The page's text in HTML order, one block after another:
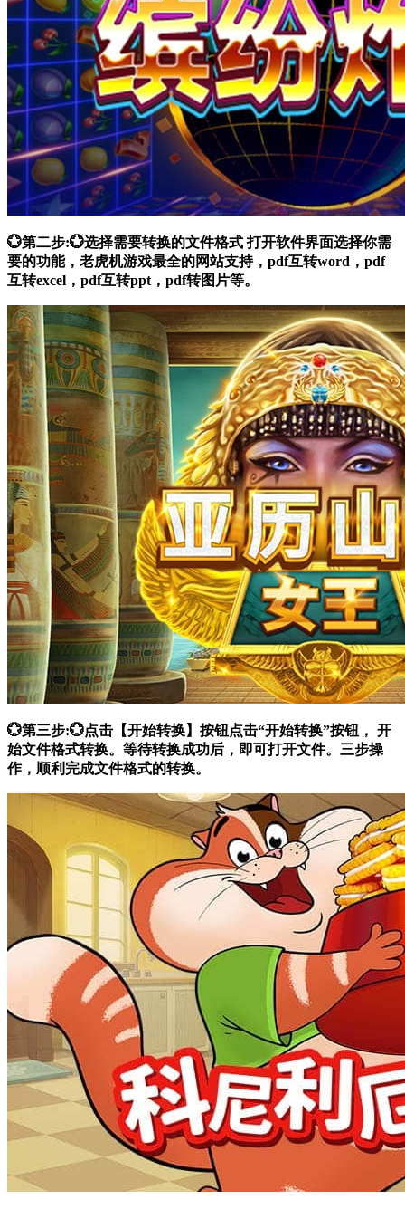
💮第二步:💮选择需要转换的文件格式 打开软件界面选择你需
要的功能，老虎机游戏最全的网站支持，pdf互转word，pdf
互转excel，pdf互转ppt，pdf转图片等。
💮第三步:💮点击【开始转换】按钮点击“开始转换”按钮， 开
始文件格式转换。等待转换成功后，即可打开文件。三步操
作，顺利完成文件格式的转换。